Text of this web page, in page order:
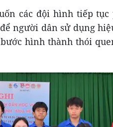
các đội hình tiếp
người dân sử dụng
hình thành thói